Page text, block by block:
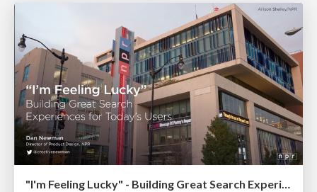
"I'm Feeling Lucky" - Building Great Search Experiences for Today's Users (#IAC19)